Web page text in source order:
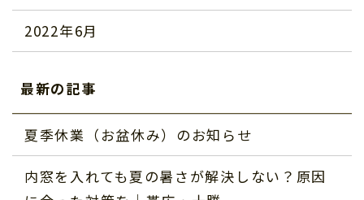
2022年6月
最新の記事
夏季休業（お盆休み）のお知らせ
内窓を入れても夏の暑さが解決しない？原因